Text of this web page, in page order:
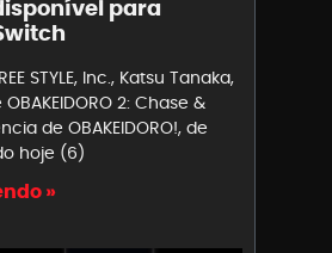
para
STYLE, Inc., Katsu Tanaka,
2: Chase &
de OBAKEIDORO!, de
hoje (6)
»